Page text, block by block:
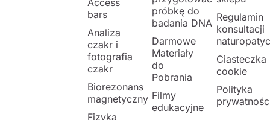
bars
Analiza
czakr i
fotografia
czakr
Biorezonans
magnetyczny
Fizyka
próbkę do
badania DNA
Darmowe
Materiały
do
Pobrania
Filmy
edukacyjne
Regulamin
konsultacji
Ciasteczka
cookie
Polityka